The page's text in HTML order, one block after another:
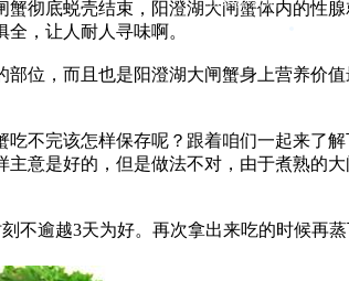
彻底蜕壳结束，阳澄湖大闸蟹体内的性
，让人耐人寻味啊。
位，而且也是阳澄湖大闸蟹身上营养价
不完该怎样保存呢？跟着咱们一起来了
意是好的，但是做法不对，由于煮熟的
不逾越3天为好。再次拿出来吃的时候再